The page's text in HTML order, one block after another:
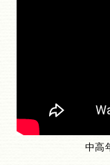
中高